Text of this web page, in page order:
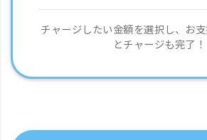
チャージしたい金額を選択し、お
とチャージも完了！